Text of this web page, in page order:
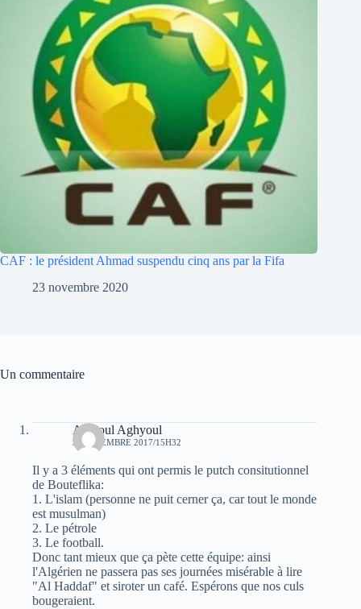
CAF : le président Ahmad suspendu cinq ans par la Fifa
23 novembre 2020
Un commentaire
Aghioul Aghyoul
3 SEPTEMBRE 2017/15H32
Il y a 3 éléments qui ont permis le putch consitutionnel
de Bouteflika:
1. L'islam (personne ne puit cerner ça, car tout le monde
est musulman)
2. Le pétrole
3. Le football.
Donc tant mieux que ça pète cette équipe: ainsi
l'Algérien ne passera pas ses journées misérable à lire
"Al Haddaf" et siroter un café. Espérons que nos culs
bougeraient.